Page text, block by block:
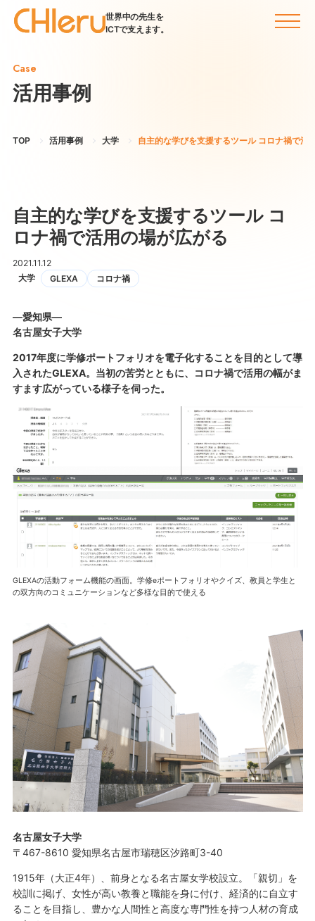
世界中の先生を
ICTで支えます。
Case
活用事例
TOP 活用事例 大学 自主的な学びを支援するツール コロナ禍で活
自主的な学びを支援するツール コ
ロナ禍で活用の場が広がる
2021.11.12
大学
GLEXA コロナ禍
―愛知県―
名古屋女子大学
2017年度に学修ポートフォリオを電子化することを目的として導
入されたGLEXA。当初の苦労とともに、コロナ禍で活用の幅がま
すます広がっている様子を伺った。
GLEXAの活動フォーム機能の画面。学修eポートフォリオやクイズ、教員と学生と
の双方向のコミュニケーションなど多様な目的で使える
名古屋女子大学
〒467-8610 愛知県名古屋市瑞穂区汐路町3-40
1915年（大正4年）、前身となる名古屋女学校設立。「親切」を
校訓に掲げ、女性が高い教養と職能を身に付け、経済的に自立す
ることを目指し、豊かな人間性と高度な専門性を持つ人材の育成